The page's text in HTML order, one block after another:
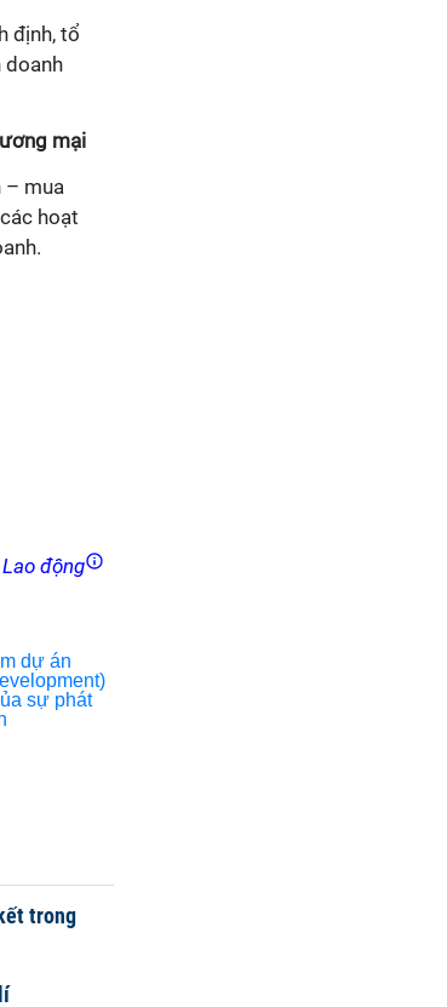
định, tổ
doanh
mại
– mua
hoạt
Lao động
trong